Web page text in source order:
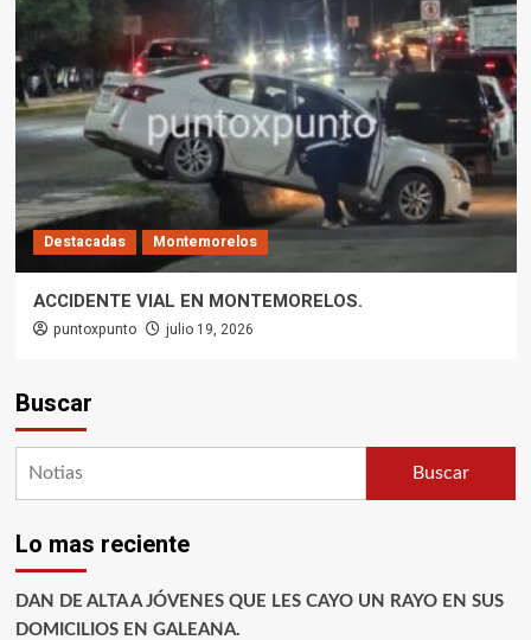
Destacadas Montemorelos
ACCIDENTE VIAL EN MONTEMORELOS.
puntoxpunto julio 19, 2026
Buscar
Buscar
Lo mas reciente
DAN DE ALTA A JÓVENES QUE LES CAYO UN RAYO EN SUS
DOMICILIOS EN GALEANA.